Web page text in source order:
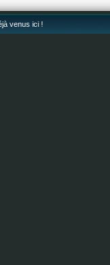
venus ici !